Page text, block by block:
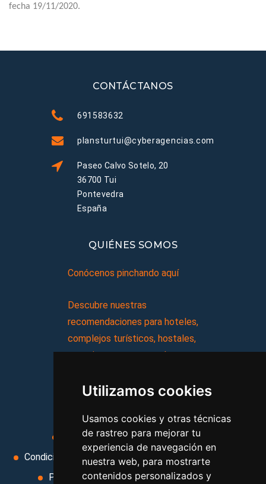
Utilizamos cookies
Usamos cookies y otras técnicas
de rastreo para mejorar tu
experiencia de navegación en
nuestra web, para mostrarte
contenidos personalizados y
fecha 19/11/2020.
CONTÁCTANOS
691583632
plansturtui@cyberagencias.com
Paseo Calvo Sotelo, 20
36700 Tui
Pontevedra
España
QUIÉNES SOMOS
Conócenos pinchando aquí
Descubre nuestras
recomendaciones para hoteles,
complejos turísticos, hostales,
vacaciones, paquetes de
Aviso legal
Condiciones de uso
Condiciones Generales
Ley de Viajes Combinados
Política de privacidad
Uso de cookies